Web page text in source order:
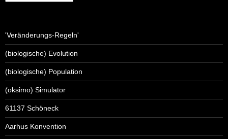
'Veränderungs-Regeln'
(biologische) Evolution
(biologische) Population
(oksimo) Simulator
61137 Schöneck
Aarhus Konvention